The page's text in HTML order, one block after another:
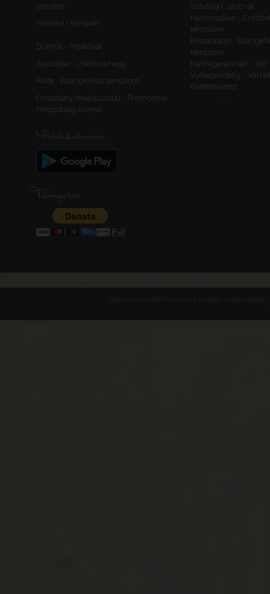
erődítés
Szlatina I. sáncvár
Tömörd - Ilonavár
Háromudvar -
templom
Dömös - Árpádvár
Rimabrézó -
templom
Alsócsitár - Zsibrica hegy
Nyitragerencsér - Vár
Kiéte - Evangélikus templom
Vulkapordány -
(feltételezett)
Oroszlány (Majkpuszta) - Premontrei
Prépostság Romjai
Mobilalkalmazás
Támogatás